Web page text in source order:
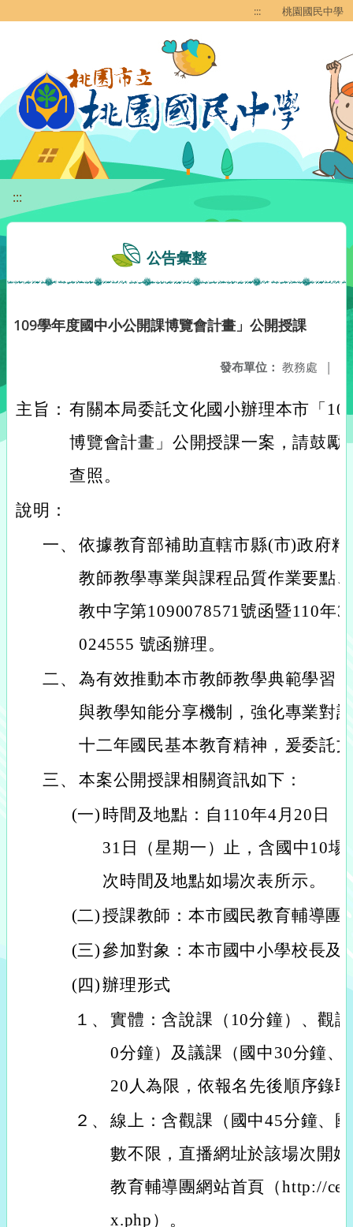
::: 桃園國民中學
:::
公告彙整
109學年度國中小公開課博覽會計畫」公開授課
發布單位： 教務處 |
主旨： 有關本局委託文化國小辦理本市「
博覽會計畫」公開授課一案，請鼓勵
查照。
說明：
一、 依據教育部補助直轄市縣(市)政府
教師教學專業與課程品質作業要點
教中字第1090078571號函暨110年
024555 號函辦理。
二、 為有效推動本市教師教學典範學習
與教學知能分享機制，強化專業對
十二年國民基本教育精神，爰委託
三、 本案公開授課相關資訊如下：
(一) 時間及地點：自110年4月20日
31日（星期一）止，含國中10
次時間及地點如場次表所示。
(二)授課教師：本市國民教育輔導團
(三)參加對象：本市國中小學校長及
(四)辦理形式
１、 實體：含說課（10分鐘）、觀
0分鐘）及議課（國中30分鐘、
20人為限，依報名先後順序錄
２、 線上：含觀課（國中45分鐘、
數不限，直播網址於該場次開
教育輔導團網站首頁（http://
x.php）。